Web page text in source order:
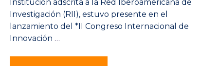
Institución adscrita a la Red Iberoamericana de
Investigación (RII), estuvo presente en el
lanzamiento del *II Congreso Internacional de
Innovación …